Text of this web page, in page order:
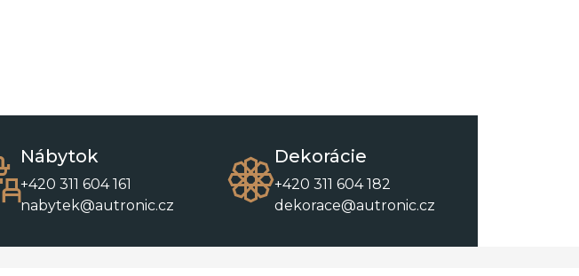
Nábytok
+420 311 604 161
nabytek@autronic.cz
Dekorácie
+420 311 604 182
dekorace@autronic.cz